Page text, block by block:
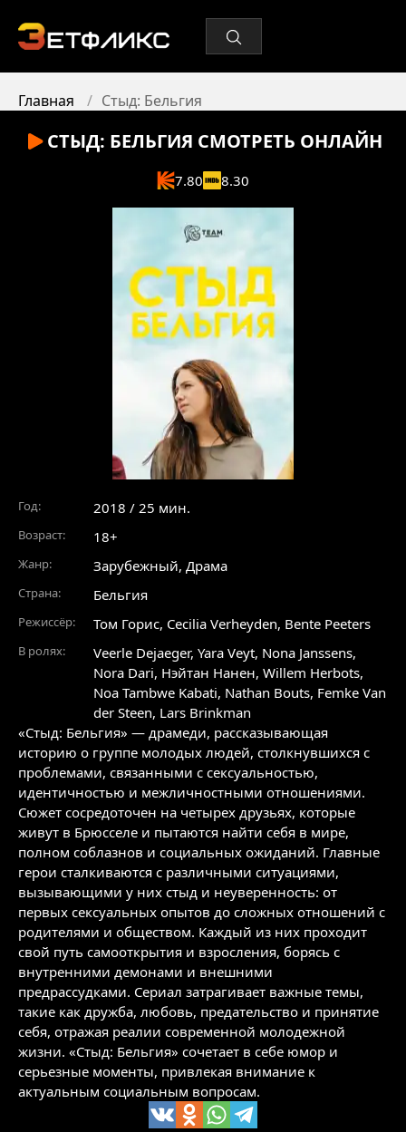
Главная Стыд: Бельгия
СТЫД: БЕЛЬГИЯ СМОТРЕТЬ ОНЛАЙН
7.80 8.30
Год: 2018 / 25 мин.
Возраст: 18+
Жанр: Зарубежный, Драма
Страна: Бельгия
Режиссёр: Том Горис, Cecilia Verheyden, Bente Peeters
В ролях: Veerle Dejaeger, Yara Veyt, Nona Janssens,
Nora Dari, Нэйтан Нанен, Willem Herbots,
Noa Tambwe Kabati, Nathan Bouts, Femke Van
der Steen, Lars Brinkman
«Стыд: Бельгия» — драмеди, рассказывающая
историю о группе молодых людей, столкнувшихся с
проблемами, связанными с сексуальностью,
идентичностью и межличностными отношениями.
Сюжет сосредоточен на четырех друзьях, которые
живут в Брюсселе и пытаются найти себя в мире,
полном соблазнов и социальных ожиданий. Главные
герои сталкиваются с различными ситуациями,
вызывающими у них стыд и неуверенность: от
первых сексуальных опытов до сложных отношений с
родителями и обществом. Каждый из них проходит
свой путь самооткрытия и взросления, борясь с
внутренними демонами и внешними
предрассудками. Сериал затрагивает важные темы,
такие как дружба, любовь, предательство и принятие
себя, отражая реалии современной молодежной
жизни. «Стыд: Бельгия» сочетает в себе юмор и
серьезные моменты, привлекая внимание к
актуальным социальным вопросам.